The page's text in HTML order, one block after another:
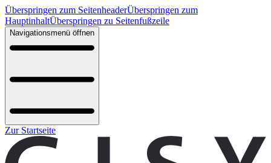
Überspringen zum SeitenheaderÜberspringen zum
HauptinhaltÜberspringen zu Seitenfußzeile
Navigationsmenü öffnen
Zur Startseite